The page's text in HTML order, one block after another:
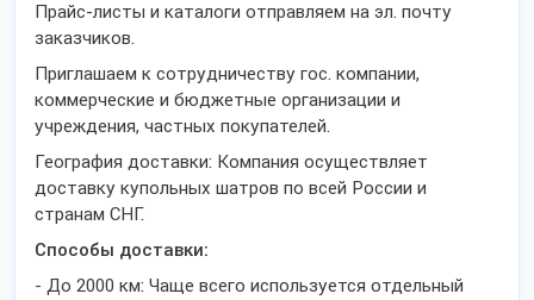
Прайс-листы и каталоги отправляем на эл. почту
заказчиков.
Приглашаем к сотрудничеству гос. компании,
коммерческие и бюджетные организации и
учреждения, частных покупателей.
География доставки: Компания осуществляет
доставку купольных шатров по всей России и
странам СНГ.
Способы доставки:
- До 2000 км: Чаще всего используется отдельный